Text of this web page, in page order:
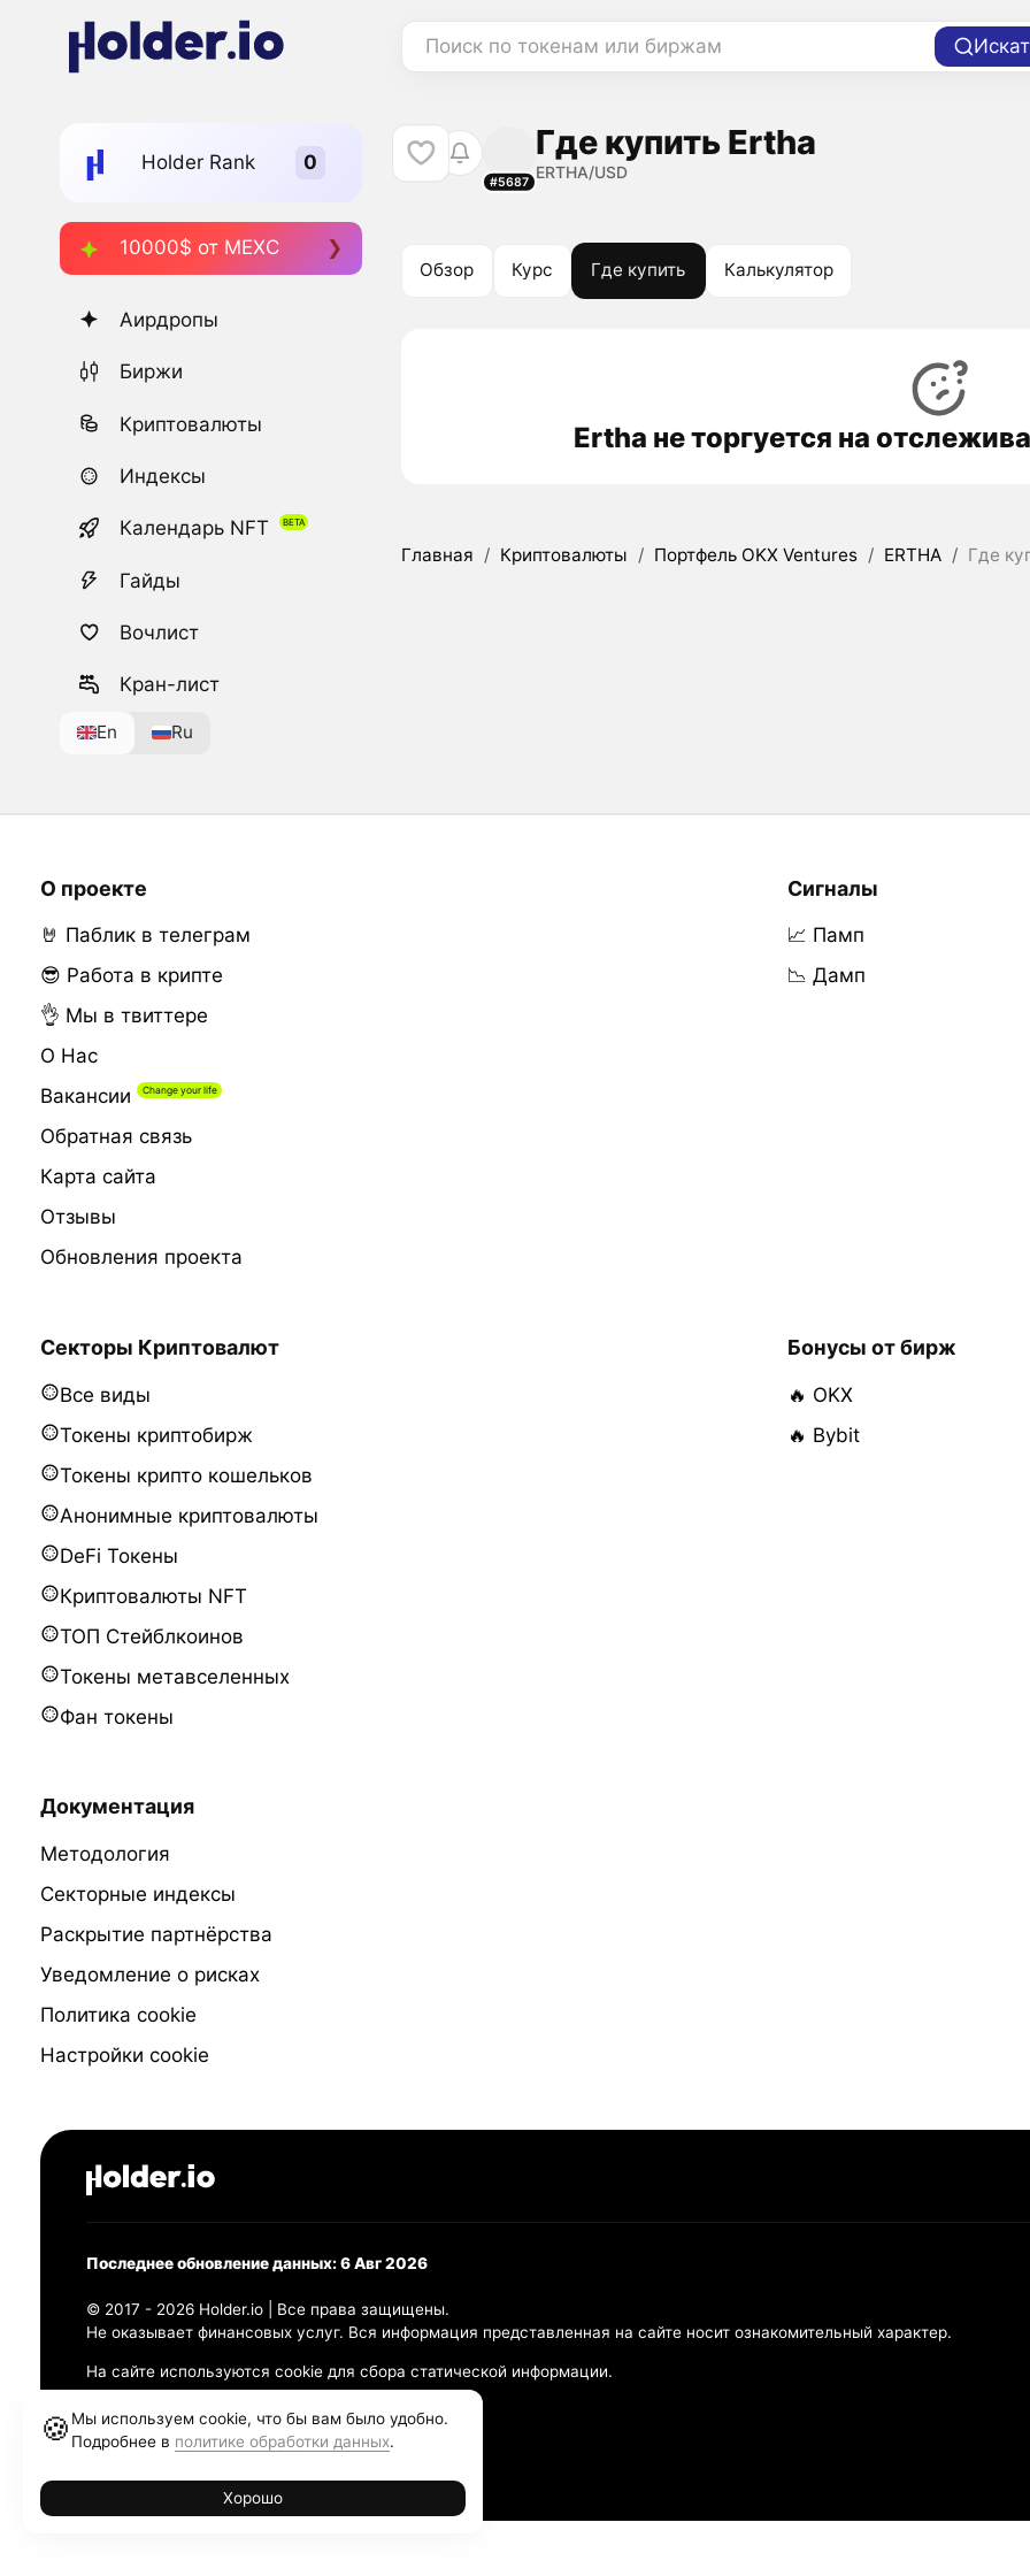
Поиск по токенам или биржам
Holder Rank
10000$ от MEXC
Аирдропы
Биржи
Криптовалюты
Индексы
Календарь NFT
Гайды
Вочлист
Кран-лист
En Ru
#5687
Где купить Ertha
ERTHA/USD
Обзор Курс Где купить Калькулятор
Ertha не торгуется на
Главная / Криптовалюты / Портфель OKX Ventures / ERTHA / Где
О проекте
🤘 Паблик в телеграм
😎 Работа в крипте
👌 Мы в твиттере
О Нас
Вакансии
Обратная связь
Карта сайта
Отзывы
Обновления проекта
Сигналы
📈 Памп
📉 Дамп
Секторы Криптовалют
Все виды
Токены криптобирж
Токены крипто кошельков
Анонимные криптовалюты
DeFi Токены
Криптовалюты NFT
ТОП Стейблкоинов
Токены метавселенных
Фан токены
Бонусы от бирж
🔥 OKX
🔥 Bybit
Документация
Методология
Секторные индексы
Раскрытие партнёрства
Уведомление о рисках
Политика cookie
Настройки cookie
Последнее обновление данных: 6 Авг 2026
© 2017 - 2026 Holder.io | Все права защищены.
Не оказывает финансовых услуг. Вся информация представленная на сайте носит ознакомительный характер.
На сайте используются cookie для сбора статической информации.
Политика конфиденциальности
Правила использования
🍪 Мы используем cookie, что бы вам было удобно.
Подробнее в политике обработки данных.
Хорошо